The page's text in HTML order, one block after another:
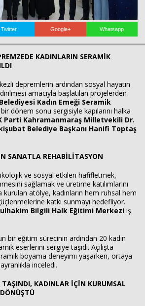
Twitter Google+ Whatsapp
KADINLARIN SERAMİK
depremlerin ardından sosyal hayatın
amacıyla başlatılan projelerden
Kadın Emeği Seramik
dönem sonu sergisiyle kapılarını halka
Parti Kahramanmaraş Milletvekili Dr.
Belediye Başkanı Hanifi Toptaş
SANATLA REHABİLİTASYON
ve sosyal etkileri hafifletmek,
sağlamak ve üretime katılımlarını
kurulan atölye, kadınların hem ruhsal hem
katkı sunmayı hedefliyor.
Bilgili Halk Eğitimi Merkezi iş
bir eğitim sürecinin ardından 20 kadın
eserlerini sergiye taşıdı. Açılışta
boyama deneyimi yaşarken, ortaya
inceledi.
TAŞINDI, KADINLAR İÇİN KURUMSAL
İLETİŞİM
Haberin Doğru Adresi.